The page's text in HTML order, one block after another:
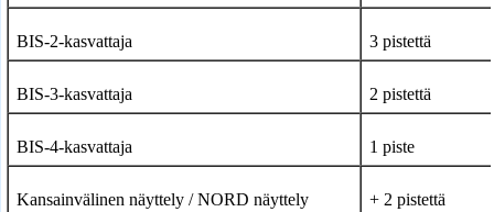
BIS-2-kasvattaja 3 pistettä
BIS-3-kasvattaja 2 pistettä
BIS-4-kasvattaja 1 piste
Kansainvälinen näyttely / NORD näyttely + 2 pistettä